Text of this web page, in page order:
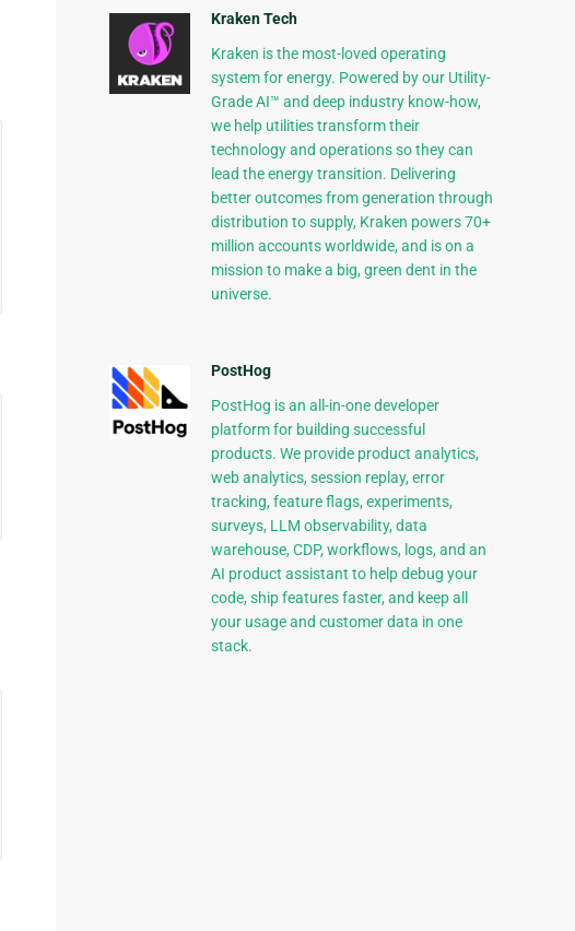
Kraken Tech
Kraken is the most-loved operating
system for energy. Powered by our Utility-
Grade AI™ and deep industry know-how,
we help utilities transform their
technology and operations so they can
lead the energy transition. Delivering
better outcomes from generation through
distribution to supply, Kraken powers 70+
million accounts worldwide, and is on a
mission to make a big, green dent in the
universe.
PostHog
PostHog is an all-in-one developer
platform for building successful
products. We provide product analytics,
web analytics, session replay, error
tracking, feature flags, experiments,
surveys, LLM observability, data
warehouse, CDP, workflows, logs, and an
AI product assistant to help debug your
code, ship features faster, and keep all
your usage and customer data in one
stack.